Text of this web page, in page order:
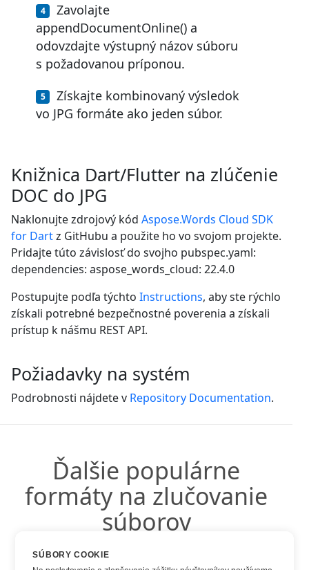
Zavolajte
appendDocumentOnline() a
odovzdajte výstupný názov súboru
s požadovanou príponou.
Získajte kombinovaný výsledok
vo JPG formáte ako jeden súbor.
Knižnica Dart/Flutter na zlúčenie
DOC do JPG
Naklonujte zdrojový kód Aspose.Words Cloud SDK
for Dartz GitHubu a použite ho vo svojom projekte.
Pridajte túto závislosť do svojho pubspec.yaml:
dependencies: aspose_words_cloud: 22.4.0
Postupujte podľa týchto Instructions, aby ste rýchlo
získali potrebné bezpečnostné poverenia a získali
prístup k nášmu REST API.
Požiadavky na systém
Podrobnosti nájdete v Repository Documentation.
Ďalšie populárne
formáty na zlučovanie
súborov
Môžete použiť ďalšie populárne formáty:
SÚBORY COOKIE